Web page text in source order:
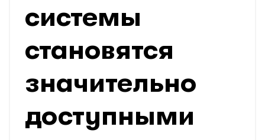
системы
становятся
значительно
доступными